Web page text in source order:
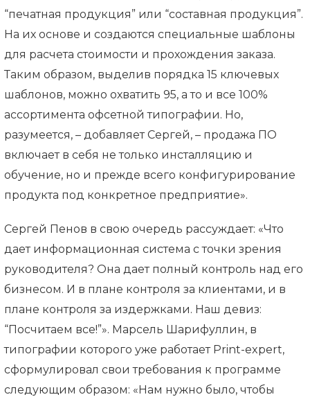
“печатная продукция” или “составная продукция”.
На их основе и создаются специальные шаблоны
для расчета стоимости и прохождения заказа.
Таким образом, выделив порядка 15 ключевых
шаблонов, можно охватить 95, а то и все 100%
ассортимента офсетной типографии. Но,
разумеется, – добавляет Сергей, – продажа ПО
включает в себя не только инсталляцию и
обучение, но и прежде всего конфигурирование
продукта под конкретное предприятие».
Сергей Пенов в свою очередь рассуждает: «Что
дает информационная система с точки зрения
руководителя? Она дает полный контроль над его
бизнесом. И в плане контроля за клиентами, и в
плане контроля за издержками. Наш девиз:
“Посчитаем все!”». Марсель Шарифуллин, в
типографии которого уже работает Print-expert,
сформулировал свои требования к программе
следующим образом: «Нам нужно было, чтобы